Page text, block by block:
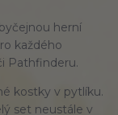
herní
každého
Pathfinderu.
kostky v pytlíku.
set neustále v